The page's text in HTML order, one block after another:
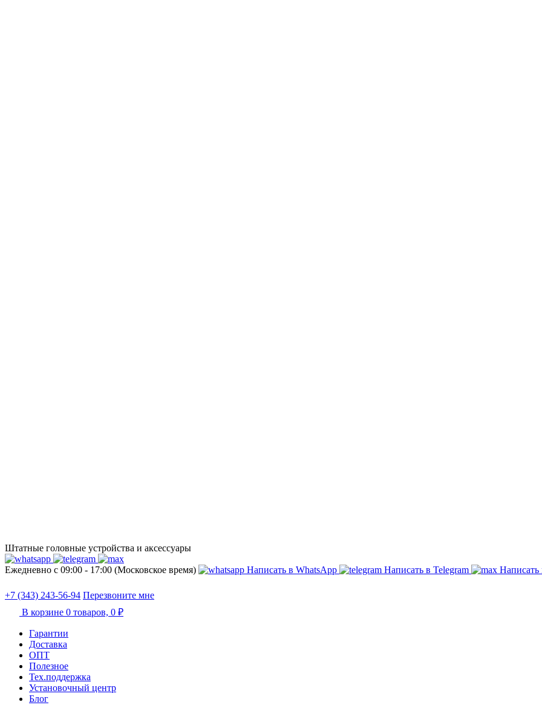
Штатные головные устройства и аксессуары
Ежедневно с 09:00 - 17:00 (Московское время) Написать в WhatsApp Написать в Telegram
+7 (343) 243-56-94 Перезвоните мне
В корзине 0 товаров, 0 ₽
Гарантии
Доставка
ОПТ
Полезное
Тех.поддержка
Установочный центр
Блог